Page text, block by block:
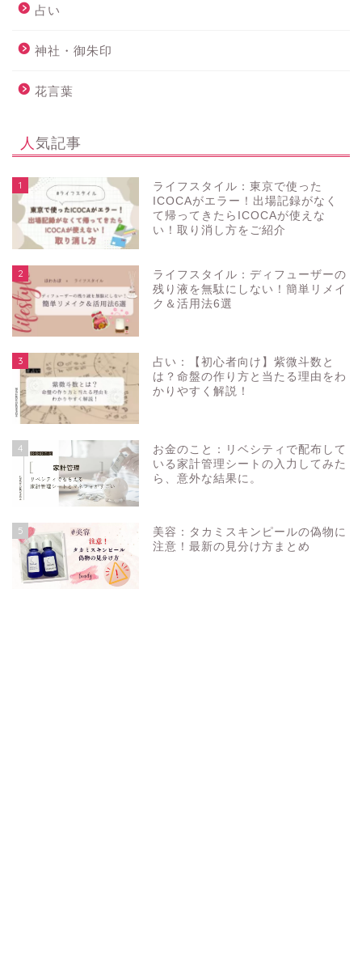
占い
神社・御朱印
花言葉
人気記事
1
ライフスタイル：東京で使った
ICOCAがエラー！出場記録がなく
て帰ってきたらICOCAが使えな
い！取り消し方をご紹介
2
ライフスタイル：ディフューザーの
残り液を無駄にしない！簡単リメイ
ク＆活用法6選
3
占い：【初心者向け】紫微斗数と
は？命盤の作り方と当たる理由をわ
かりやすく解説！
4
お金のこと：リベシティで配布して
いる家計管理シートの入力してみた
ら、意外な結果に。
5
美容：タカミスキンピールの偽物に
注意！最新の見分け方まとめ